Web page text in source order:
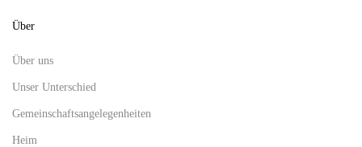
Über
Über uns
Unser Unterschied
Gemeinschaftsangelegenheiten
Heim